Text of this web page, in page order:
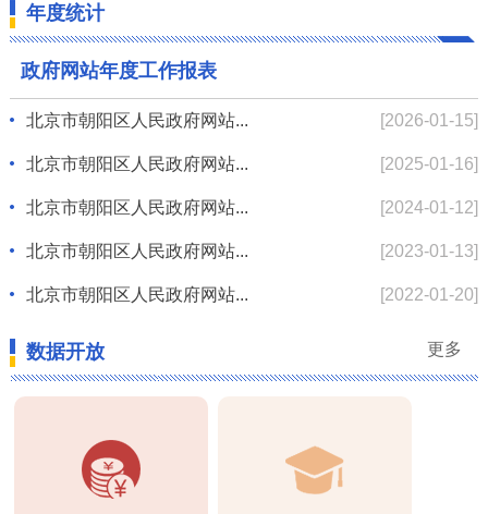
年度统计
政府网站年度工作报表
[2026-01-15]
北京市朝阳区人民政府网站...
[2025-01-16]
北京市朝阳区人民政府网站...
[2024-01-12]
北京市朝阳区人民政府网站...
[2023-01-13]
北京市朝阳区人民政府网站...
[2022-01-20]
北京市朝阳区人民政府网站...
更多
数据开放